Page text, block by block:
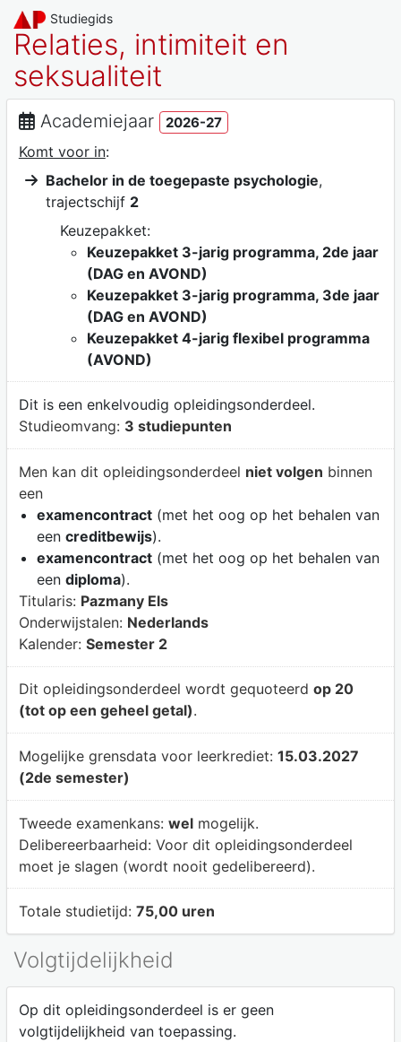
Studiegids
Relaties, intimiteit en
seksualiteit
Academiejaar 2026-27
Komt voor in:
Bachelor in de toegepaste psychologie,
trajectschijf 2
Keuzepakket:
Keuzepakket 3-jarig programma, 2de jaar
(DAG en AVOND)
Keuzepakket 3-jarig programma, 3de jaar
(DAG en AVOND)
Keuzepakket 4-jarig flexibel programma
(AVOND)
Dit is een enkelvoudig opleidingsonderdeel.
Studieomvang: 3 studiepunten
Men kan dit opleidingsonderdeel niet volgen binnen
een
examencontract(met het oog op het behalen van
een creditbewijs).
examencontract(met het oog op het behalen van
een diploma).
Titularis: Pazmany Els
Onderwijstalen: Nederlands
Kalender: Semester 2
Dit opleidingsonderdeel wordt gequoteerd op 20
(tot op een geheel getal).
Mogelijke grensdata voor leerkrediet: 15.03.2027
(2de semester)
Tweede examenkans: welmogelijk.
Delibereerbaarheid: Voor dit opleidingsonderdeel
moet je slagen (wordt nooit gedelibereerd).
Totale studietijd: 75,00 uren
Volgtijdelijkheid
Op dit opleidingsonderdeel is er geen
volgtijdelijkheid van toepassing.